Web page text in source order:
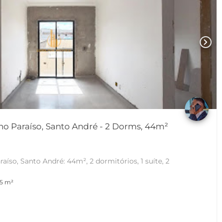
chevron_right
Paraíso, Santo André - 2 Dorms, 44m²
Santo André: 44m², 2 dormitórios, 1 suíte, 2
m²